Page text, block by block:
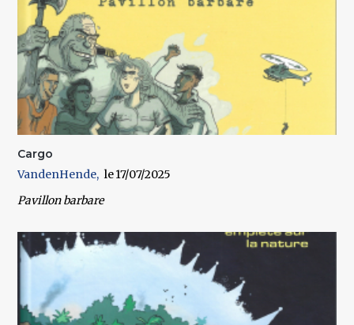
Cargo
VandenHende
17/07/2025
Pavillon barbare